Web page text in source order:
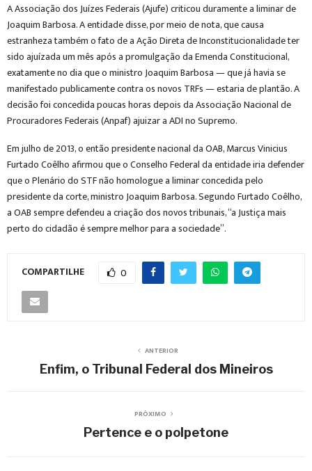
A Associação dos Juízes Federais (Ajufe) criticou duramente a liminar de
Joaquim Barbosa. A entidade disse, por meio de nota, que causa
estranheza também o fato de a Ação Direta de Inconstitucionalidade ter
sido ajuízada um mês após a promulgação da Emenda Constitucional,
exatamente no dia que o ministro Joaquim Barbosa — que já havia se
manifestado publicamente contra os novos TRFs — estaria de plantão. A
decisão foi concedida poucas horas depois da Associação Nacional de
Procuradores Federais (Anpaf) ajuizar a ADI no Supremo.
Em julho de 2013, o então presidente nacional da OAB, Marcus Vinicius
Furtado Coêlho afirmou que o Conselho Federal da entidade iria defender
que o Plenário do STF não homologue a liminar concedida pelo
presidente da corte, ministro Joaquim Barbosa. Segundo Furtado Coêlho,
a OAB sempre defendeu a criação dos novos tribunais, “a Justiça mais
perto do cidadão é sempre melhor para a sociedade”.
COMPARTILHE 0
ANTERIOR
Enfim, o Tribunal Federal dos Mineiros
PRÓXIMO
Pertence e o polpetone